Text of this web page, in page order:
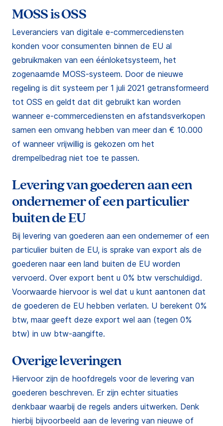
MOSS is OSS
Leveranciers van digitale e-commercediensten
konden voor consumenten binnen de EU al
gebruikmaken van een éénloketsysteem, het
zogenaamde MOSS-systeem. Door de nieuwe
regeling is dit systeem per 1 juli 2021 getransformeerd
tot OSS en geldt dat dit gebruikt kan worden
wanneer e-commercediensten en afstandsverkopen
samen een omvang hebben van meer dan € 10.000
of wanneer vrijwillig is gekozen om het
drempelbedrag niet toe te passen.
Levering van goederen aan een
ondernemer of een particulier
buiten de EU
Bij levering van goederen aan een ondernemer of een
particulier buiten de EU, is sprake van export als de
goederen naar een land buiten de EU worden
vervoerd. Over export bent u 0% btw verschuldigd.
Voorwaarde hiervoor is wel dat u kunt aantonen dat
de goederen de EU hebben verlaten. U berekent 0%
btw, maar geeft deze export wel aan (tegen 0%
btw) in uw btw-aangifte.
Overige leveringen
Hiervoor zijn de hoofdregels voor de levering van
goederen beschreven. Er zijn echter situaties
denkbaar waarbij de regels anders uitwerken. Denk
hierbij bijvoorbeeld aan de levering van nieuwe of